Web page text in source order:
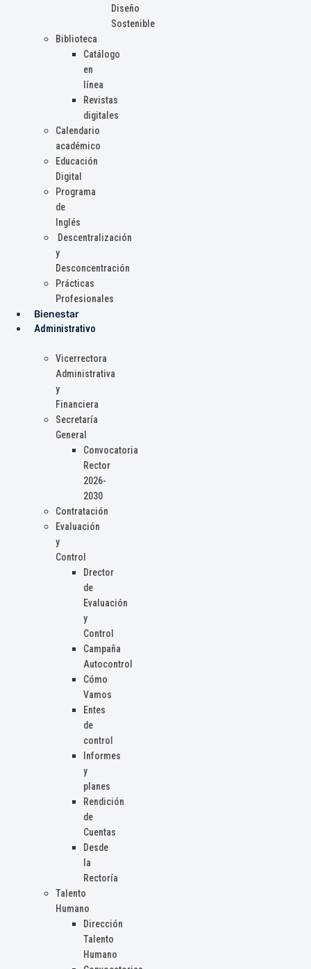
Diseño
Sostenible
Biblioteca
Catálogo
en
línea
Revistas
digitales
Calendario
académico
Educación
Digital
Programa
de
Inglés
Descentralización
y
Desconcentración
Prácticas
Profesionales
Bienestar
Administrativo
Vicerrectora
Administrativa
y
Financiera
Secretaría
General
Convocatoria
Rector
2026-
2030
Contratación
Evaluación
y
Control
Drector
de
Evaluación
y
Control
Campaña
Autocontrol
Cómo
Vamos
Entes
de
control
Informes
y
planes
Rendición
de
Cuentas
Desde
la
Rectoría
Talento
Humano
Dirección
Talento
Humano